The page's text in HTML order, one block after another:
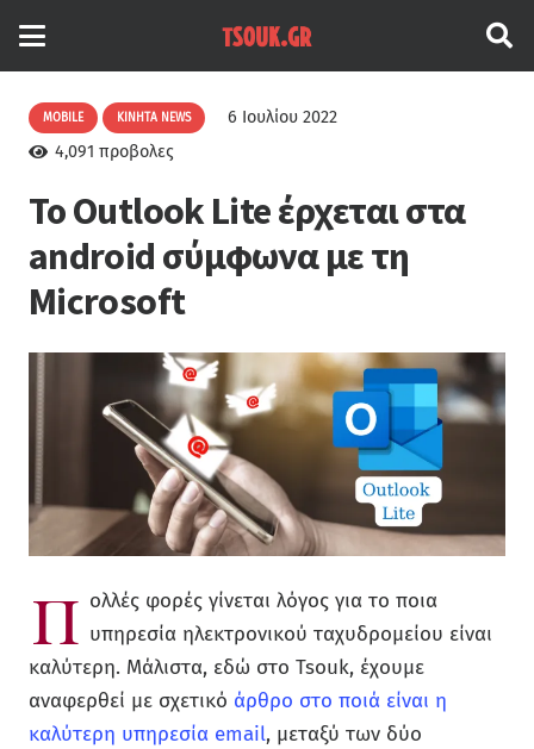
MOBILE ΚΙΝΗΤΆ NEWS
6 Ιουλίου 2022
4,091 προβολες
Το Outlook Lite έρχεται στα
android σύμφωνα με τη
Microsoft
Π ολλές φορές γίνεται λόγος για το ποια
υπηρεσία ηλεκτρονικού ταχυδρομείου είναι
καλύτερη. Μάλιστα, εδώ στο Tsouk, έχουμε
αναφερθεί με σχετικό άρθρο στο ποιά είναι η
καλύτερη υπηρεσία email, μεταξύ των δύο